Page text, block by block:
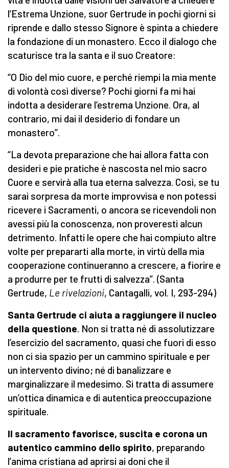
l’Estrema Unzione, suor Gertrude in pochi giorni si
riprende e dallo stesso Signore è spinta a chiedere
la fondazione di un monastero. Ecco il dialogo che
scaturisce tra la santa e il suo Creatore:
“O Dio del mio cuore, e perché riempi la mia mente
di volontà così diverse? Pochi giorni fa mi hai
indotta a desiderare l’estrema Unzione. Ora, al
contrario, mi dai il desiderio di fondare un
monastero”.
“La devota preparazione che hai allora fatta con
desideri e pie pratiche è nascosta nel mio sacro
Cuore e servirà alla tua eterna salvezza. Così, se tu
sarai sorpresa da morte improvvisa e non potessi
ricevere i Sacramenti, o ancora se ricevendoli non
avessi più la conoscenza, non proveresti alcun
detrimento. Infatti le opere che hai compiuto altre
volte per prepararti alla morte, in virtù della mia
cooperazione continueranno a crescere, a fiorire e
a produrre per te frutti di salvezza”. (Santa
Gertrude, Le rivelazioni, Cantagalli, vol. I, 293-294)
Santa Gertrude ci aiuta a raggiungere il nucleo
della questione. Non si tratta né di assolutizzare
l’esercizio del sacramento, quasi che fuori di esso
non ci sia spazio per un cammino spirituale e per
un intervento divino; né di banalizzare e
marginalizzare il medesimo. Si tratta di assumere
un’ottica dinamica e di autentica preoccupazione
spirituale.
Il sacramento favorisce, suscita e corona un
autentico cammino dello spirito, preparando
l’anima cristiana ad aprirsi ai doni che il